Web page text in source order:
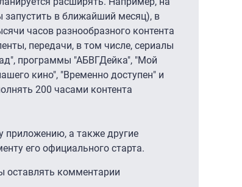
в ближайший месяц), в
часов разнообразного контента
передачи, в том числе, сериалы
программы "АБВГДейка", "Мой
кино", "Временно доступен" и
200 часами контента
приложению, а также другие
его официального старта.
оставлять комментарии